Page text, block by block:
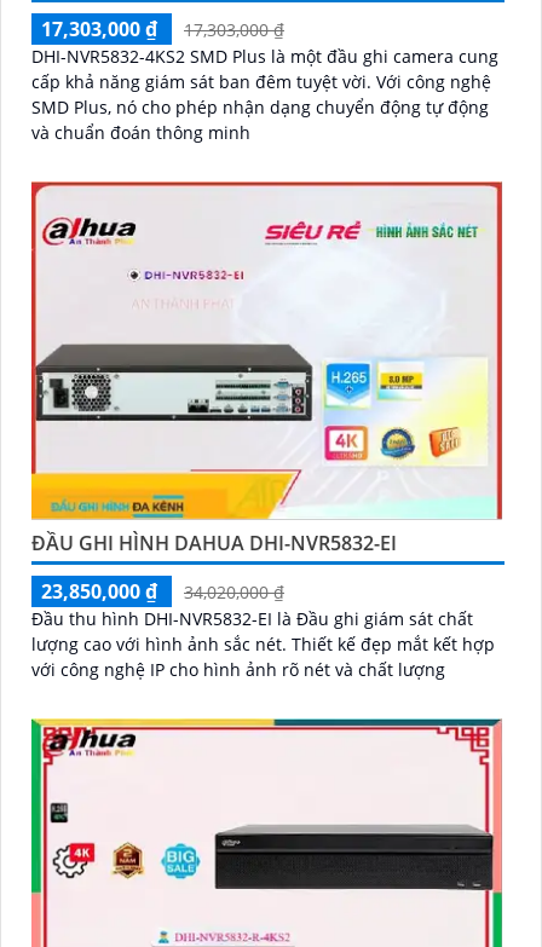
17,303,000 ₫
17,303,000 ₫
DHI-NVR5832-4KS2 SMD Plus là một đầu ghi camera cung
cấp khả năng giám sát ban đêm tuyệt vời. Với công nghệ
SMD Plus, nó cho phép nhận dạng chuyển động tự động
và chuẩn đoán thông minh
ĐẦU GHI HÌNH DAHUA DHI-NVR5832-EI
23,850,000 ₫
34,020,000 ₫
Đầu thu hình DHI-NVR5832-EI là Đầu ghi giám sát chất
lượng cao với hình ảnh sắc nét. Thiết kế đẹp mắt kết hợp
với công nghệ IP cho hình ảnh rõ nét và chất lượng